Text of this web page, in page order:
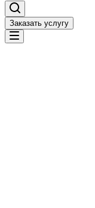
Заказать услугу